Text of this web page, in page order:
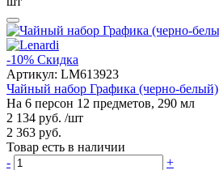
-10% Скидка
Артикул: LM613923
Чайный набор Графика (черно-белый)
На 6 персон 12 предметов, 290 мл
2 134 руб. /шт
2 363 руб.
Товар есть в наличии
-
+